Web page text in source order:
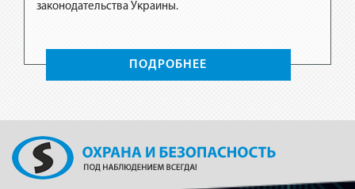
законодательства Украины.
ПОДРОБНЕЕ